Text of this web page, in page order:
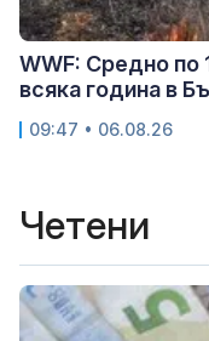
WWF: Средно по
всяка година в
09:47 • 06.08.26
Четени